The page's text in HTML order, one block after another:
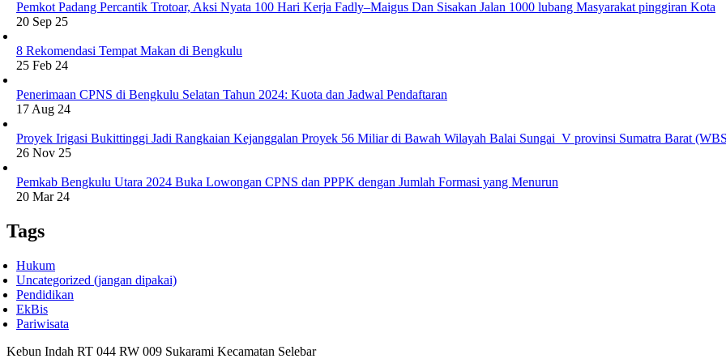
Pemkot Padang Percantik Trotoar, Aksi Nyata 100 Hari Kerja Fadly–Maigus Dan Sisakan Jalan 1000 lubang Masyarakat pinggiran Kota
20 Sep 25
8 Rekomendasi Tempat Makan di Bengkulu
25 Feb 24
Penerimaan CPNS di Bengkulu Selatan Tahun 2024: Kuota dan Jadwal Pendaftaran
17 Aug 24
Proyek Irigasi Bukittinggi Jadi Rangkaian Kejanggalan Proyek 56 Miliar di Bawah Wilayah Balai Sungai V provinsi Sumatra Barat
26 Nov 25
Pemkab Bengkulu Utara 2024 Buka Lowongan CPNS dan PPPK dengan Jumlah Formasi yang Menurun
20 Mar 24
Tags
Hukum
Uncategorized (jangan dipakai)
Pendidikan
EkBis
Pariwisata
Kebun Indah RT 044 RW 009 Sukarami Kecamatan Selebar